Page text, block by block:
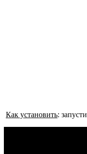
Как установить: